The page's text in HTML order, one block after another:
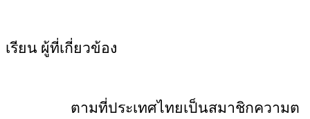
เรียน ผู้ที่เกี่ยวข้อง
ตามที่ประเทศไทยเป็นสมาชิกความต